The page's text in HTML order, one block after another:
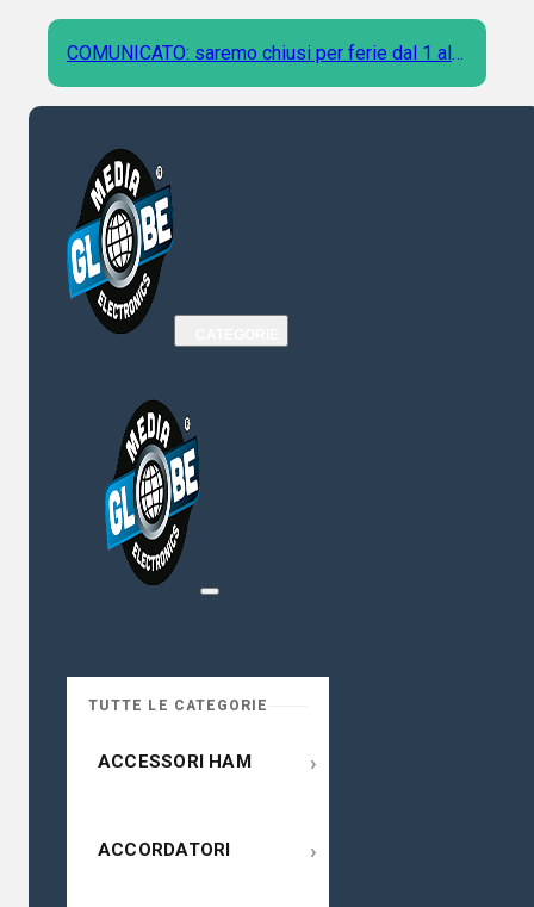
COMUNICATO: saremo chiusi per ferie dal 1 al 9
Agosto
TUTTE LE CATEGORIE
ACCESSORI HAM ›
ACCORDATORI ›